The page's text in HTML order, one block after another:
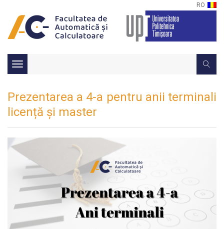
RO
Toggle
navigation
Prezentarea a 4-a pentru anii terminali
licență și master